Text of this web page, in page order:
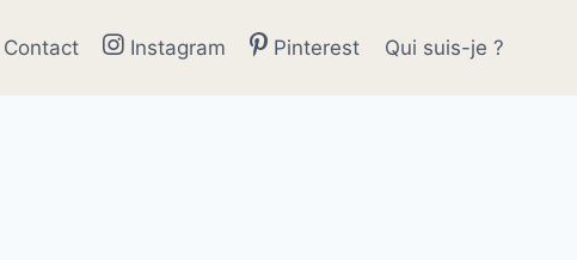
Contact Instagram Pinterest Qui suis-je ?